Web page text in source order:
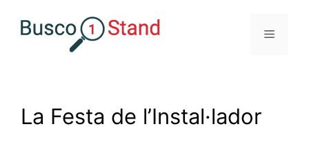
Menú
La Festa de l’Instal·lador